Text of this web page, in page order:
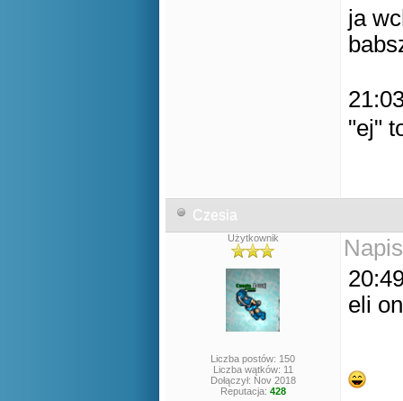
ja
"ej"
Czesia
Użytkownik
Liczba postów: 150
Liczba wątków: 11
Dołączył: Nov 2018
Reputacja: 428
eli